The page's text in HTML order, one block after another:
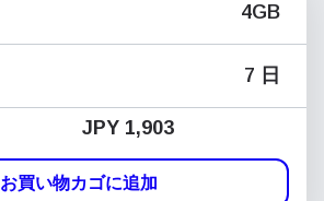
4GB
7 日
JPY 1,903
お買い物カゴに追加